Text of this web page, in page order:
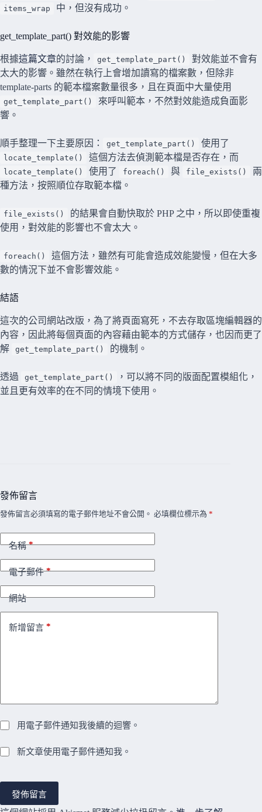
items_wrap 中，但沒有成功。
get_template_part() 對效能的影響
根據這篇文章的討論， get_template_part()
對效能並不會有
太大的影響。雖然在執行上會增加讀寫的檔案數，但除非
template-parts 的範本檔案數量很多，且在頁面中大量使用
get_template_part()
來呼叫範本，不然對效能造成負面影
響。
順手整理一下主要原因： get_template_part() 使用了
locate_template() 這個方法去偵測範本檔是否存在，而
locate_template() 使用了 foreach() 與 file_exists()
兩
種方法，按照順位存取範本檔。
file_exists()
的結果會自動快取於 PHP 之中，所以即使重複
使用，對效能的影響也不會太大。
foreach()
這個方法，雖然有可能會造成效能變慢，但在大多
數的情況下並不會影響效能。
結語
這次的公司網站改版，為了將頁面寫死，不去存取區塊編輯器的
內容，因此將每個頁面的內容藉由範本的方式儲存，也因而更了
解
get_template_part() 的機制。
透過 get_template_part()
，可以將不同的版面配置模組化，
並且更有效率的在不同的情境下使用。
發佈留言
發佈留言必須填寫的電子郵件地址不會公開。 必填欄位標示為 *
名稱*
電子郵件*
網站
新增留言 *
用電子郵件通知我後續的迴響。
新文章使用電子郵件通知我。
發佈留言